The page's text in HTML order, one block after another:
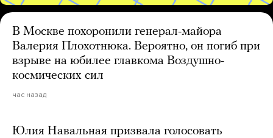
В Москве похоронили генерал-майора
Валерия Плохотнюка. Вероятно, он погиб при
взрыве на юбилее главкома Воздушно-
космических сил
час назад
Юлия Навальная призвала голосовать